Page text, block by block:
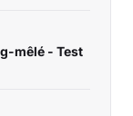
mêlé - Test